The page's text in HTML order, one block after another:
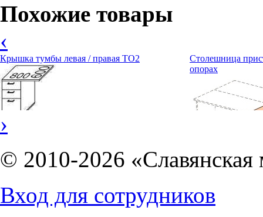
Похожие товары
‹
Крышка тумбы левая / правая ТО2
1080 руб.
Столешница
опорах
3864руб.
›
© 2010-2026 «Славянская
Вход для сотрудников